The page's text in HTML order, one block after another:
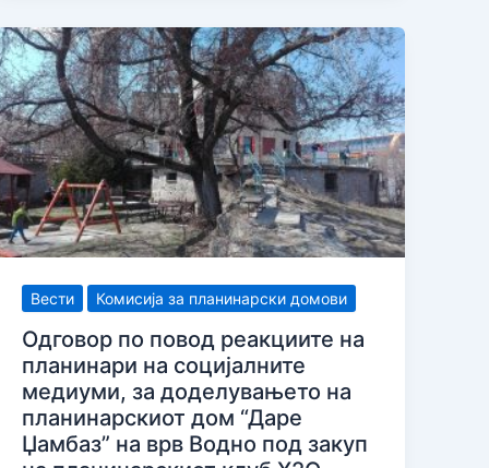
Вести Комисија за планинарски домови
Одговор по повод реакциите на
планинари на социјалните
медиуми, за доделувањето на
планинарскиот дом “Даре
Џамбаз” на врв Водно под закуп